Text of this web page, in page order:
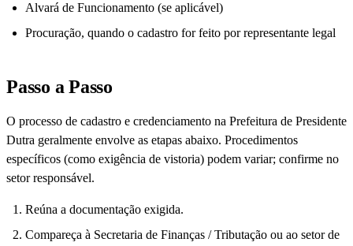
Alvará de Funcionamento (se aplicável)
Procuração, quando o cadastro for feito por representante legal
Passo a Passo
O processo de cadastro e credenciamento na Prefeitura de Presidente
Dutra geralmente envolve as etapas abaixo. Procedimentos
específicos (como exigência de vistoria) podem variar; confirme no
setor responsável.
Reúna a documentação exigida.
Compareça à Secretaria de Finanças / Tributação ou ao setor de